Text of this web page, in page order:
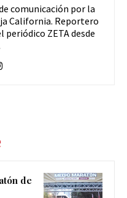
comunicación por la
California. Reportero
periódico ZETA desde
de